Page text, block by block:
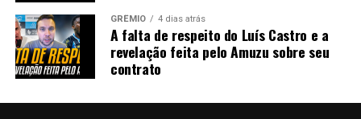
GRÊMIO 4 dias atrás
A falta de respeito do Luís Castro e a
revelação feita pelo Amuzu sobre seu
contrato